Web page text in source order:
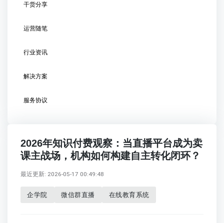
干货分享
运营随笔
行业资讯
解决方案
服务协议
2026年知识付费观察：当直播平台成为卖
课主战场，机构如何构建自主转化闭环？
最近更新: 2026-05-17 00:49:48
企学院 微信群直播 在线教育系统